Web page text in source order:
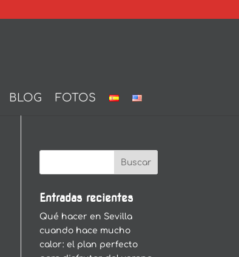
BLOG FOTOS
Entradas recientes
Qué hacer en Sevilla
cuando hace mucho
calor: el plan perfecto